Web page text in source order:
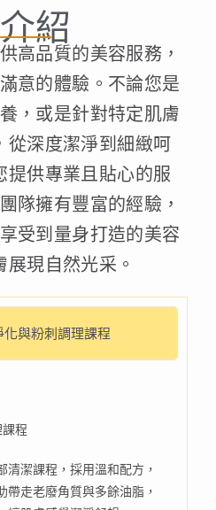
紹
高品質的美容服務，
意的體驗。不論您是
，或是針對特定肌膚
從深度潔淨到細緻呵
提供專業且貼心的服
隊擁有豐富的經驗，
受到量身打造的美容
現自然光采。
與粉刺調理課程
程
清潔課程，採用溫和配方，
帶走老廢角質與多餘油脂，